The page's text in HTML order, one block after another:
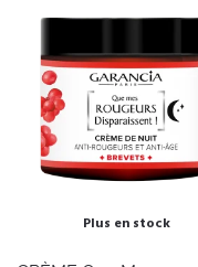
Plus en stock